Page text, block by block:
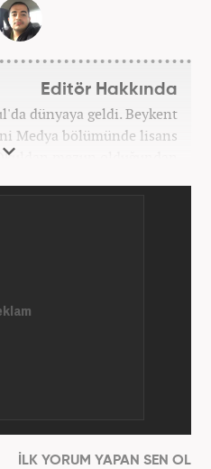
Editör Hakkında
dünyaya geldi. Beykent
Medya bölümünde lisans
mezun olduğundan
İLK YORUM YAPAN SEN OL